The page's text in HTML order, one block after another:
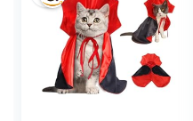
(Weiß)